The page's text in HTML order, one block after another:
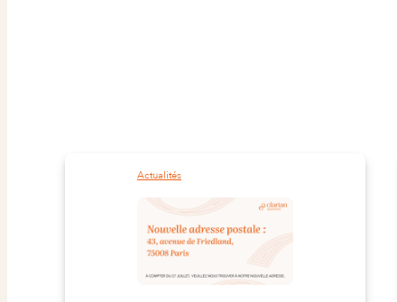
Actualités